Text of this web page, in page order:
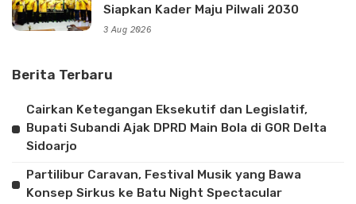
Siapkan Kader Maju Pilwali 2030
3 Aug 2026
Berita Terbaru
Cairkan Ketegangan Eksekutif dan Legislatif,
Bupati Subandi Ajak DPRD Main Bola di GOR Delta
Sidoarjo
Partilibur Caravan, Festival Musik yang Bawa
Konsep Sirkus ke Batu Night Spectacular